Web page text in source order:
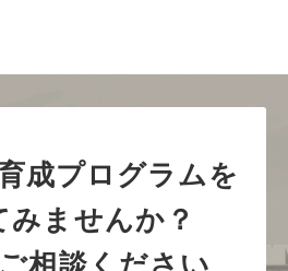
成プログラムを
みませんか？